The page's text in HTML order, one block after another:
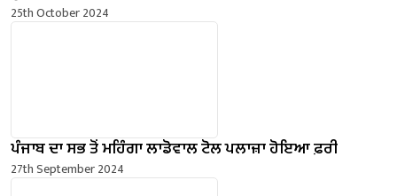
25th October 2024
ਪੰਜਾਬ ਦਾ ਸਭ ਤੋਂ ਮਹਿੰਗਾ ਲਾਡੋਵਾਲ ਟੋਲ ਪਲਾਜ਼ਾ ਹੋਇਆ ਫ਼ਰੀ
27th September 2024